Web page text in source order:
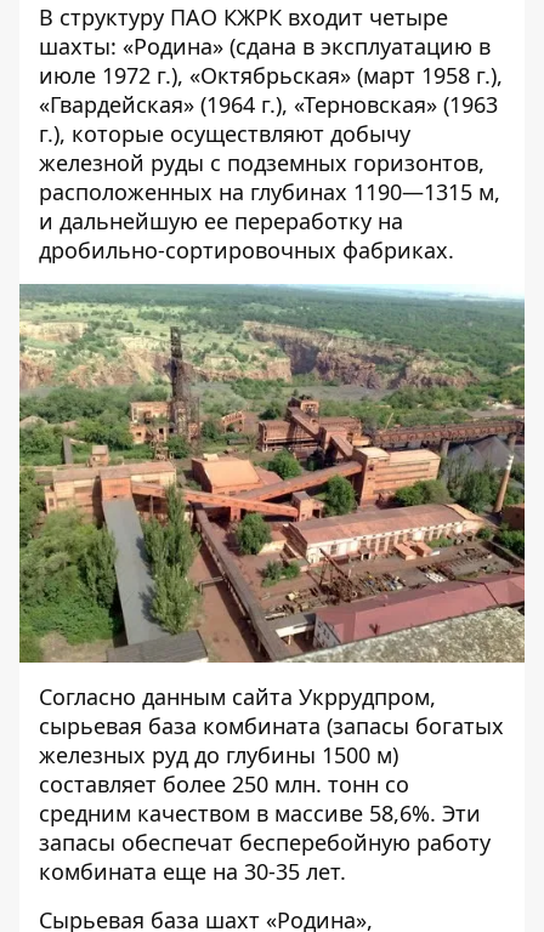
В структуру ПАО КЖРК входит четыре
шахты: «Родина» (сдана в эксплуатацию в
июле 1972 г.), «Октябрьская» (март 1958 г.),
«Гвардейская» (1964 г.), «Терновская» (1963
г.), которые осуществляют добычу
железной руды с подземных горизонтов,
расположенных на глубинах 1190—1315 м,
и дальнейшую ее переработку на
дробильно-сортировочных фабриках.
Согласно данным сайта Укррудпром,
сырьевая база комбината (запасы богатых
железных руд до глубины 1500 м)
составляет более 250 млн. тонн со
средним качеством в массиве 58,6%. Эти
запасы обеспечат бесперебойную работу
комбината еще на 30-35 лет.
Сырьевая база шахт «Родина»,